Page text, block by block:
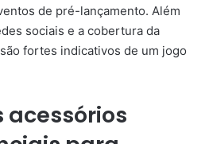
de pré-lançamento. Além
sociais e a cobertura da
fortes indicativos de um jogo
acessórios